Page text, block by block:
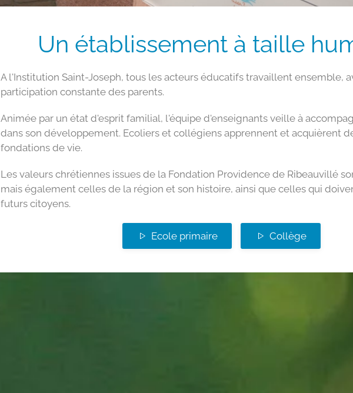
Un établissement à taille
A l'Institution Saint-Joseph, tous les acteurs éducatifs travaillent ensemble,
participation constante des parents.
Animée par un état d'esprit familial, l'équipe d'enseignants veille à
dans son développement. Ecoliers et collégiens apprennent et acquièrent
fondations de vie.
Les valeurs chrétiennes issues de la Fondation Providence de Ribeauvillé
mais également celles de la région et son histoire, ainsi que celles qui
futurs citoyens.
Ecole primaire Collège